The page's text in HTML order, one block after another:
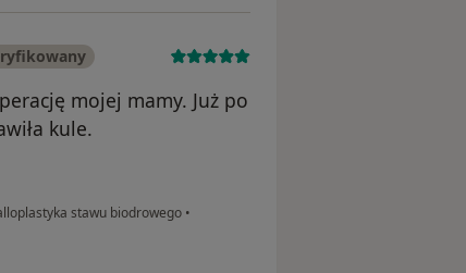
mojej mamy. Już po
kule.
stawu biodrowego •